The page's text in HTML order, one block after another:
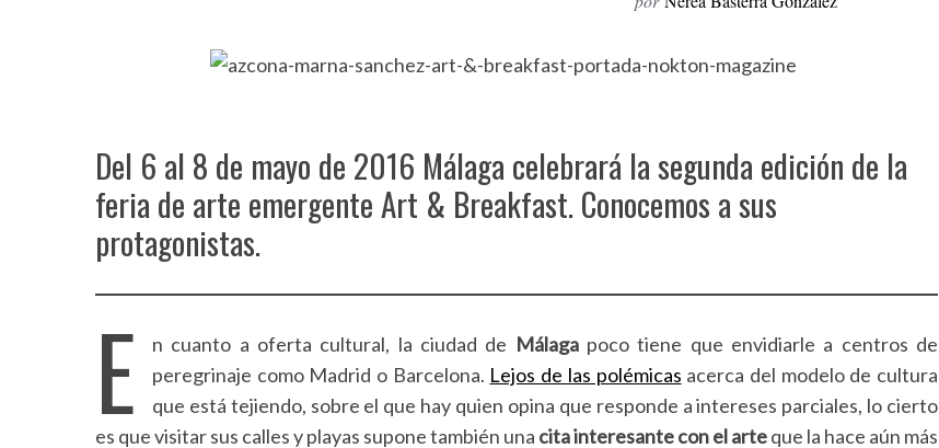
Del 6 al 8 de mayo de 2016 Málaga celebrará la segunda edición de la
feria de arte emergente Art & Breakfast. Conocemos a sus
protagonistas.
E n cuanto a oferta cultural, la ciudad de Málagapoco tiene que envidiarle a centros de
peregrinaje como Madrid o Barcelona. Lejos de las polémicas acerca del modelo de cultura
que está tejiendo, sobre el que hay quien opina que responde a intereses parciales, lo cierto
es que visitar sus calles y playas supone también una cita interesante con el arteque la hace aún más